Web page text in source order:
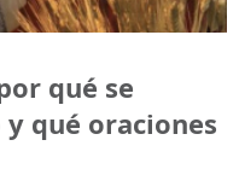
qué se
qué oraciones